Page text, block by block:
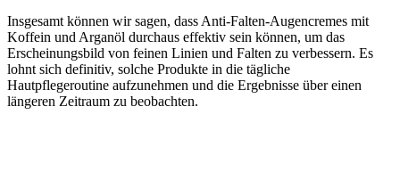
Insgesamt können wir sagen, dass Anti-Falten-Augencremes mit
Koffein und Arganöl durchaus effektiv sein können, um das
Erscheinungsbild von feinen Linien und Falten zu verbessern. Es
lohnt sich definitiv, solche Produkte in die tägliche
Hautpflegeroutine aufzunehmen und die Ergebnisse über einen
längeren Zeitraum zu beobachten.